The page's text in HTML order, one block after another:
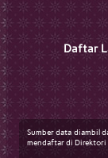
Daftar
Sumber data diambil
mendaftar di Direktori